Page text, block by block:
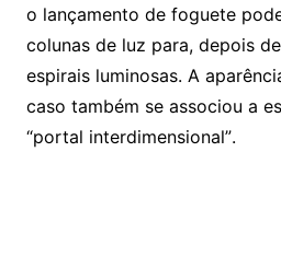
o lançamento de foguete
colunas de luz para, depois
espirais luminosas. A
caso também se associou a
“portal interdimensional”.